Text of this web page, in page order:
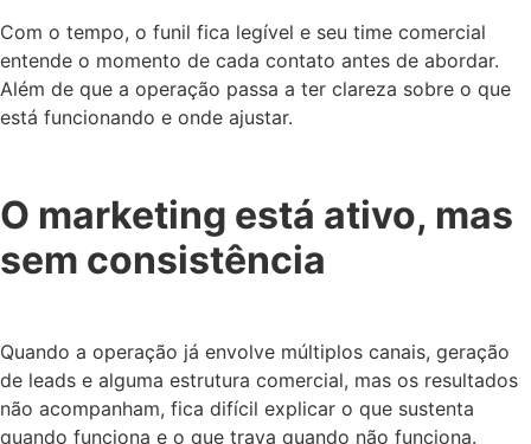
Com o tempo, o funil fica legível e seu time comercial
entende o momento de cada contato antes de abordar.
Além de que a operação passa a ter clareza sobre o que
está funcionando e onde ajustar.
O marketing está ativo, mas
sem consistência
Quando a operação já envolve múltiplos canais, geração
de leads e alguma estrutura comercial, mas os resultados
não acompanham, fica difícil explicar o que sustenta
quando funciona e o que trava quando não funciona.